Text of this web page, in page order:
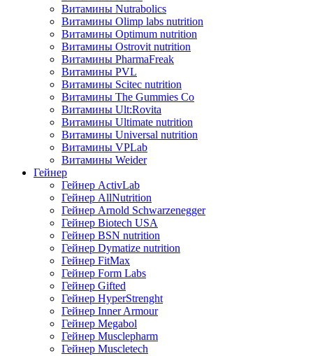
Витамины Nutrabolics
Витамины Olimp labs nutrition
Витамины Optimum nutrition
Витамины Ostrovit nutrition
Витамины PharmaFreak
Витамины PVL
Витамины Scitec nutrition
Витамины The Gummies Co
Витамины Ult:Rovita
Витамины Ultimate nutrition
Витамины Universal nutrition
Витамины VPLab
Витамины Weider
Гейнер
Гейнер ActivLab
Гейнер AllNutrition
Гейнер Arnold Schwarzenegger
Гейнер Biotech USA
Гейнер BSN nutrition
Гейнер Dymatize nutrition
Гейнер FitMax
Гейнер Form Labs
Гейнер Gifted
Гейнер HyperStrenght
Гейнер Inner Armour
Гейнер Megabol
Гейнер Musclepharm
Гейнер Muscletech